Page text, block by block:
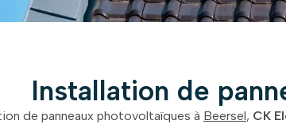
Installation de
de panneaux photovoltaïques à Beersel, CK